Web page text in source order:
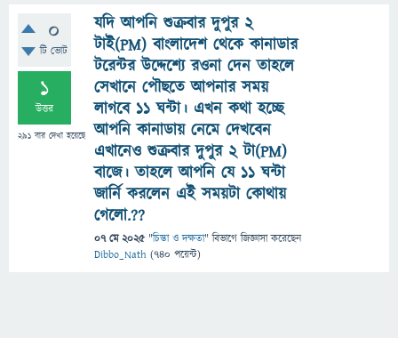
0
টি ভোট
1
উত্তর
291 বার দেখা হয়েছে
যদি আপনি শুক্রবার দুপুর ২
টাই(PM) বাংলাদেশ থেকে কানাডার
টরেন্টর উদ্দেশ্যে রওনা দেন তাহলে
সেখানে পৌছতে আপনার সময়
লাগবে ১১ ঘন্টা। এখন কথা হচ্ছে
আপনি কানাডায় নেমে দেখবেন
এখানেও শুক্রবার দুপুর ২ টা(PM)
বাজে। তাহলে আপনি যে ১১ ঘন্টা
জার্নি করলেন এই সময়টা কোথায়
গেলো.??
07 মে 2025 "চিন্তা ও দক্ষতা" বিভাগে জিজ্ঞাসাকরেছেন
Dibbo_Nath (740 পয়েন্ট)